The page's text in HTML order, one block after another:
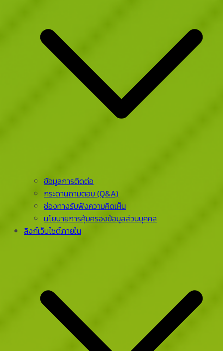
ข้อมูลการติดต่อ
กระดานถามตอบ (Q&A)
ช่องทางรับฟังความคิดเห็น
นโยบายการคุ้มครองข้อมูลส่วนบุคคล
ลิงก์เว็บไซต์ภายใน